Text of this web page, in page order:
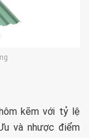
kẽm với tỷ lệ
và nhược điểm